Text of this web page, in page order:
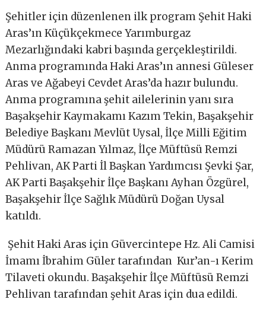
Şehitler için düzenlenen ilk program Şehit Haki
Aras’ın Küçükçekmece Yarımburgaz
Mezarlığındaki kabri başında gerçekleştirildi.
Anma programında Haki Aras’ın annesi Güleser
Aras ve Ağabeyi Cevdet Aras’da hazır bulundu.
Anma programına şehit ailelerinin yanı sıra
Başakşehir Kaymakamı Kazım Tekin, Başakşehir
Belediye Başkanı Mevlüt Uysal, İlçe Milli Eğitim
Müdürü Ramazan Yılmaz, İlçe Müftüsü Remzi
Pehlivan, AK Parti İl Başkan Yardımcısı Şevki Şar,
AK Parti Başakşehir İlçe Başkanı Ayhan Özgürel,
Başakşehir İlçe Sağlık Müdürü Doğan Uysal
katıldı.
Şehit Haki Aras için Güvercintepe Hz. Ali Camisi
İmamı İbrahim Güler tarafından Kur’an-ı Kerim
Tilaveti okundu. Başakşehir İlçe Müftüsü Remzi
Pehlivan tarafından şehit Aras için dua edildi.